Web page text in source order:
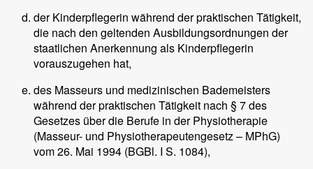
der Kinderpflegerin während der praktischen Tätigkeit,
die nach den geltenden Ausbildungsordnungen der
staatlichen Anerkennung als Kinderpflegerin
vorauszugehen hat,
des Masseurs und medizinischen Bademeisters
während der praktischen Tätigkeit nach § 7 des
Gesetzes über die Berufe in der Physiotherapie
(Masseur- und Physiotherapeutengesetz – MPhG)
vom 26. Mai 1994 (BGBl. I S. 1084),